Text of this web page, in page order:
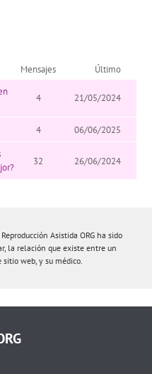
Mensajes
Último
4 21/05/2024
4
06/06/2025
32 26/06/2024
Asistida ORG ha sido
la relación que existe entre un
web, y su médico.